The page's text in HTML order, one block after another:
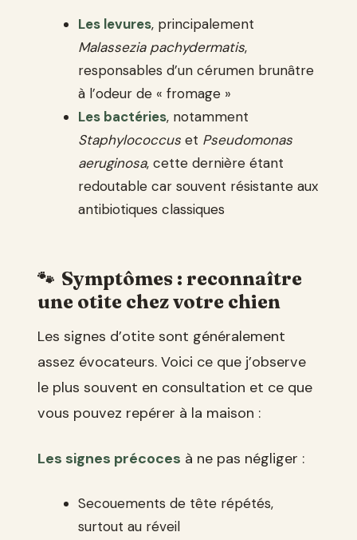
Les levures, principalement
Malassezia pachydermatis,
responsables d’un cérumen brunâtre
à l’odeur de « fromage »
Les bactéries, notamment
Staphylococcus et Pseudomonas
aeruginosa, cette dernière étant
redoutable car souvent résistante aux
antibiotiques classiques
Symptômes : reconnaître
une otite chez votre chien
Les signes d’otite sont généralement
assez évocateurs. Voici ce que j’observe
le plus souvent en consultation et ce que
vous pouvez repérer à la maison :
Les signes précoces à ne pas négliger :
Secouements de tête répétés,
surtout au réveil